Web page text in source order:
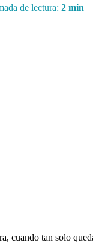
de lectura: 2 min
cuando tan solo